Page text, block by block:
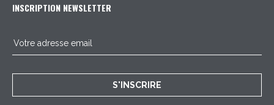
INSCRIPTION NEWSLETTER
S'INSCRIRE